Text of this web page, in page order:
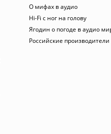
О мифах в аудио
Hi-Fi с ног на голову
Ягодин о погоде в аудио
Российские производители